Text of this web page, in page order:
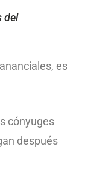
del
es
cónyuges
después